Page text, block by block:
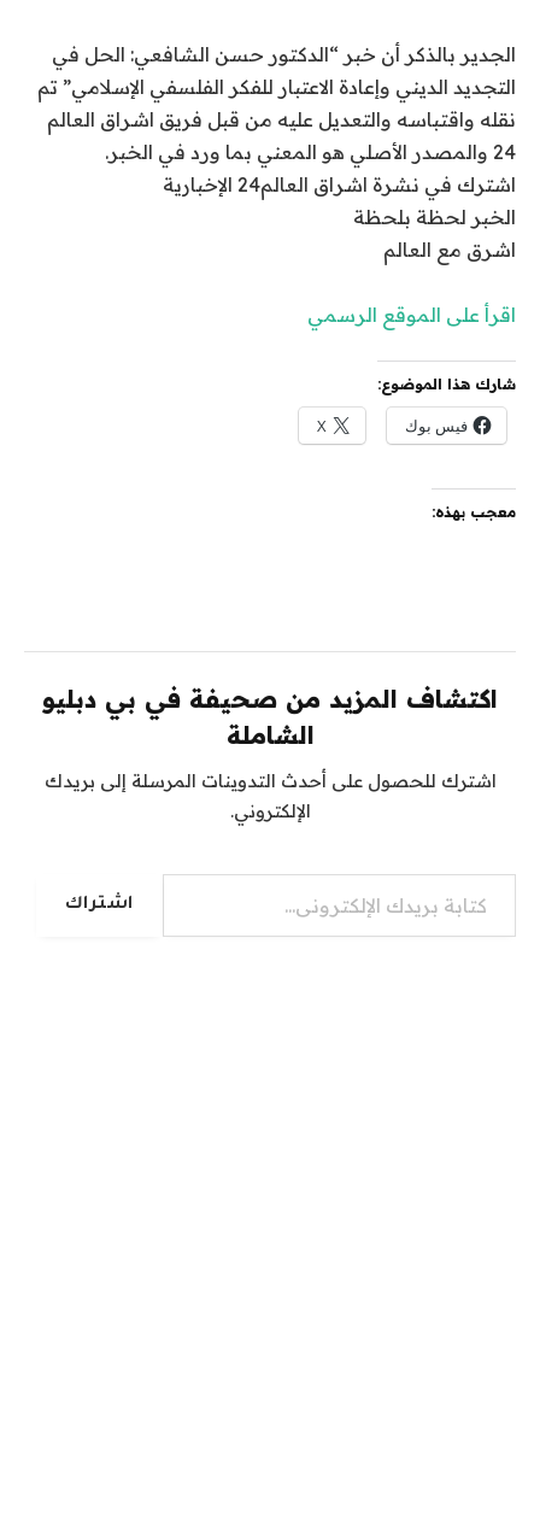
الجدير بالذكر أن خبر “الدكتور حسن الشافعي: الحل في
التجديد الديني وإعادة الاعتبار للفكر الفلسفي الإسلامي” تم
نقله واقتباسه والتعديل عليه من قبل فريق اشراق العالم
24 والمصدر الأصلي هو المعني بما ورد في الخبر.
اشترك في نشرة اشراق العالم24 الإخبارية
الخبر لحظة بلحظة
اشرق مع العالم
اقرأ على الموقع الرسمي
شارك هذا الموضوع:
فيس بوك X
معجب بهذه:
اكتشاف المزيد من صحيفة في بي دبليو
الشاملة
اشترك للحصول على أحدث التدوينات المرسلة إلى بريدك
الإلكتروني.
كتابة بريدك الإلكتروني...
اشتراك